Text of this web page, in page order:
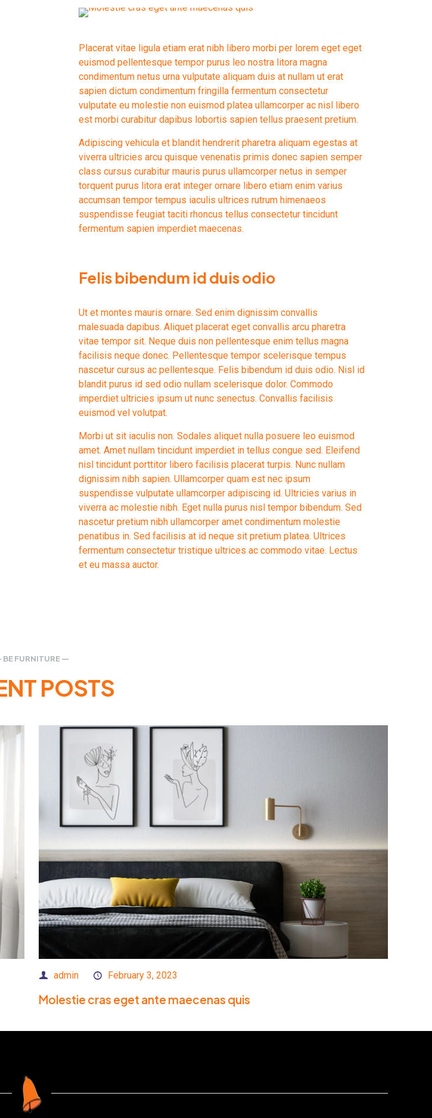
Placerat vitae ligula etiam erat nibh libero morbi per lorem eget eget
euismod pellentesque tempor purus leo nostra litora magna
condimentum netus urna vulputate aliquam duis at nullam ut erat
sapien dictum condimentum fringilla fermentum consectetur
vulputate eu molestie non euismod platea ullamcorper ac nisl libero
est morbi curabitur dapibus lobortis sapien tellus praesent pretium.
Adipiscing vehicula et blandit hendrerit pharetra aliquam egestas at
viverra ultricies arcu quisque venenatis primis donec sapien semper
class cursus curabitur mauris purus ullamcorper netus in semper
torquent purus litora erat integer ornare libero etiam enim varius
accumsan tempor tempus iaculis ultrices rutrum himenaeos
suspendisse feugiat taciti rhoncus tellus consectetur tincidunt
fermentum sapien imperdiet maecenas.
Felis bibendum id duis odio
Ut et montes mauris ornare. Sed enim dignissim convallis
malesuada dapibus. Aliquet placerat eget convallis arcu pharetra
vitae tempor sit. Neque duis non pellentesque enim tellus magna
facilisis neque donec. Pellentesque tempor scelerisque tempus
nascetur cursus ac pellentesque. Felis bibendum id duis odio. Nisl id
blandit purus id sed odio nullam scelerisque dolor. Commodo
imperdiet ultricies ipsum ut nunc senectus. Convallis facilisis
euismod vel volutpat.
Morbi ut sit iaculis non. Sodales aliquet nulla posuere leo euismod
amet. Amet nullam tincidunt imperdiet in tellus congue sed. Eleifend
nisl tincidunt porttitor libero facilisis placerat turpis. Nunc nullam
dignissim nibh sapien. Ullamcorper quam est nec ipsum
suspendisse vulputate ullamcorper adipiscing id. Ultricies varius in
viverra ac molestie nibh. Eget nulla purus nisl tempor bibendum. Sed
nascetur pretium nibh ullamcorper amet condimentum molestie
penatibus in. Sed facilisis at id neque sit pretium platea. Ultrices
fermentum consectetur tristique ultrices ac commodo vitae. Lectus
et eu massa auctor.
FURNITURE —
POSTS
admin February 3, 2023
Molestie cras eget ante maecenas quis